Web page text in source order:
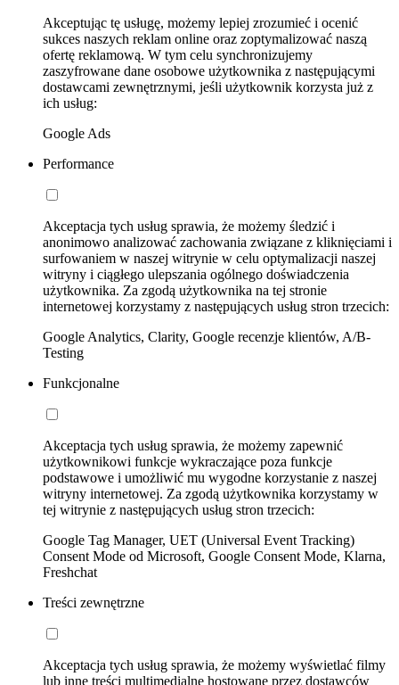
Akceptując tę usługę, możemy lepiej zrozumieć i ocenić
sukces naszych reklam online oraz zoptymalizować naszą
ofertę reklamową. W tym celu synchronizujemy
zaszyfrowane dane osobowe użytkownika z następującymi
dostawcami zewnętrznymi, jeśli użytkownik korzysta już z
ich usług:
Google Ads
Performance
Akceptacja tych usług sprawia, że możemy śledzić i
anonimowo analizować zachowania związane z kliknięciami i
surfowaniem w naszej witrynie w celu optymalizacji naszej
witryny i ciągłego ulepszania ogólnego doświadczenia
użytkownika. Za zgodą użytkownika na tej stronie
internetowej korzystamy z następujących usług stron trzecich:
Google Analytics, Clarity, Google recenzje klientów, A/B-
Testing
Funkcjonalne
Akceptacja tych usług sprawia, że możemy zapewnić
użytkownikowi funkcje wykraczające poza funkcje
podstawowe i umożliwić mu wygodne korzystanie z naszej
witryny internetowej. Za zgodą użytkownika korzystamy w
tej witrynie z następujących usług stron trzecich:
Google Tag Manager, UET (Universal Event Tracking)
Consent Mode od Microsoft, Google Consent Mode, Klarna,
Freshchat
Treści zewnętrzne
Akceptacja tych usług sprawia, że możemy wyświetlać filmy
lub inne treści multimedialne hostowane przez dostawców